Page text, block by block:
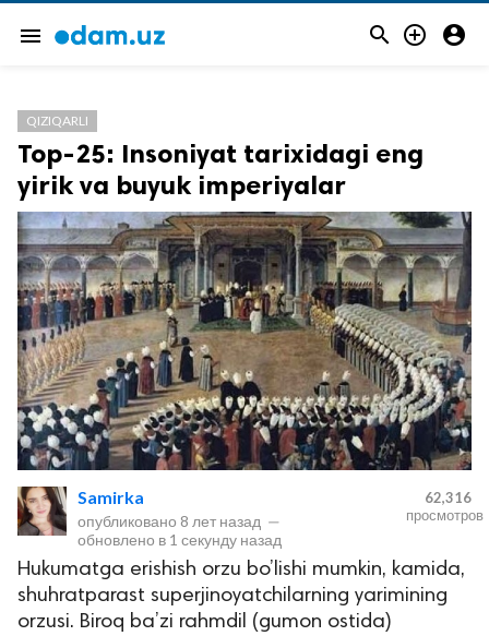
menu   
QIZIQARLI
Top-25: Insoniyat tarixidagi eng
yirik va buyuk imperiyalar
Samirka
опубликовано 8 лет назад —
обновлено в 1 секунду назад
62,316
просмотров
Hukumatga erishish orzu bo’lishi mumkin, kamida,
shuhratparast superjinoyatchilarning yarimining
orzusi. Biroq ba’zi rahmdil (gumon ostida)